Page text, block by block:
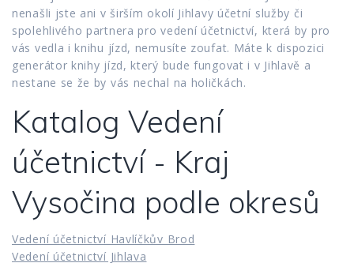
nenašli jste ani v širším okolí Jihlavy účetní služby či
spolehlivého partnera pro vedení účetnictví, která by pro
vás vedla i knihu jízd, nemusíte zoufat. Máte k dispozici
generátor knihy jízd, který bude fungovat i v Jihlavě a
nestane se že by vás nechal na holičkách.
Katalog Vedení
účetnictví - Kraj
Vysočina podle okresů
Vedení účetnictví Havlíčkův Brod
Vedení účetnictví Jihlava